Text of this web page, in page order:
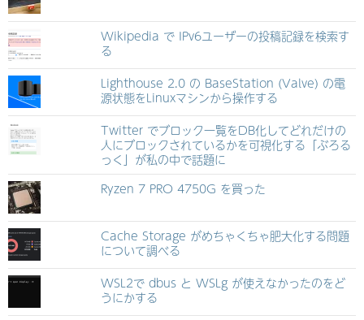
Wikipedia で IPv6ユーザーの投稿記録を検索す
る
Lighthouse 2.0 の BaseStation (Valve) の電
源状態をLinuxマシンから操作する
Twitter でブロック一覧をDB化してどれだけの
人にブロックされているかを可視化する「ぶろる
っく」が私の中で話題に
Ryzen 7 PRO 4750G を買った
Cache Storage がめちゃくちゃ肥大化する問題
について調べる
WSL2で dbus と WSLg が使えなかったのをど
うにかする